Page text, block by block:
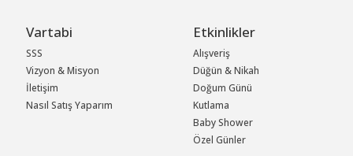
Vartabi
SSS
Vizyon & Misyon
İletişim
Nasıl Satış Yaparım
Etkinlikler
Alışveriş
Düğün & Nikah
Doğum Günü
Kutlama
Baby Shower
Özel Günler